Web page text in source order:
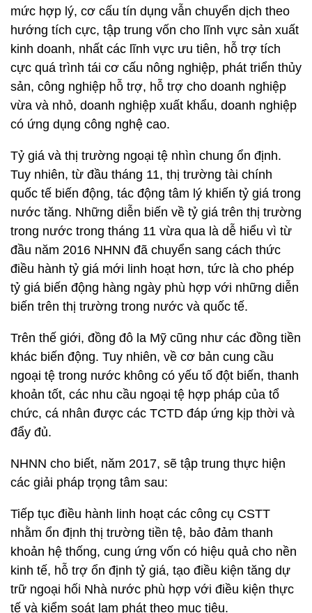
mức hợp lý, cơ cấu tín dụng vẫn chuyển dịch theo
hướng tích cực, tập trung vốn cho lĩnh vực sản xuất
kinh doanh, nhất các lĩnh vực ưu tiên, hỗ trợ tích
cực quá trình tái cơ cấu nông nghiệp, phát triển thủy
sản, công nghiệp hỗ trợ, hỗ trợ cho doanh nghiệp
vừa và nhỏ, doanh nghiệp xuất khẩu, doanh nghiệp
có ứng dụng công nghệ cao.
Tỷ giá và thị trường ngoại tệ nhìn chung ổn định.
Tuy nhiên, từ đầu tháng 11, thị trường tài chính
quốc tế biến động, tác động tâm lý khiến tỷ giá trong
nước tăng. Những diễn biến về tỷ giá trên thị trường
trong nước trong tháng 11 vừa qua là dễ hiểu vì từ
đầu năm 2016 NHNN đã chuyển sang cách thức
điều hành tỷ giá mới linh hoạt hơn, tức là cho phép
tỷ giá biến động hàng ngày phù hợp với những diễn
biến trên thị trường trong nước và quốc tế.
Trên thế giới, đồng đô la Mỹ cũng như các đồng tiền
khác biến động. Tuy nhiên, về cơ bản cung cầu
ngoại tệ trong nước không có yếu tố đột biến, thanh
khoản tốt, các nhu cầu ngoại tệ hợp pháp của tổ
chức, cá nhân được các TCTD đáp ứng kịp thời và
đẩy đủ.
NHNN cho biết, năm 2017, sẽ tập trung thực hiện
các giải pháp trọng tâm sau:
Tiếp tục điều hành linh hoạt các công cụ CSTT
nhằm ổn định thị trường tiền tệ, bảo đảm thanh
khoản hệ thống, cung ứng vốn có hiệu quả cho nền
kinh tế, hỗ trợ ổn định tỷ giá, tạo điều kiện tăng dự
trữ ngoại hối Nhà nước phù hợp với điều kiện thực
tế và kiểm soát lạm phát theo mục tiêu.